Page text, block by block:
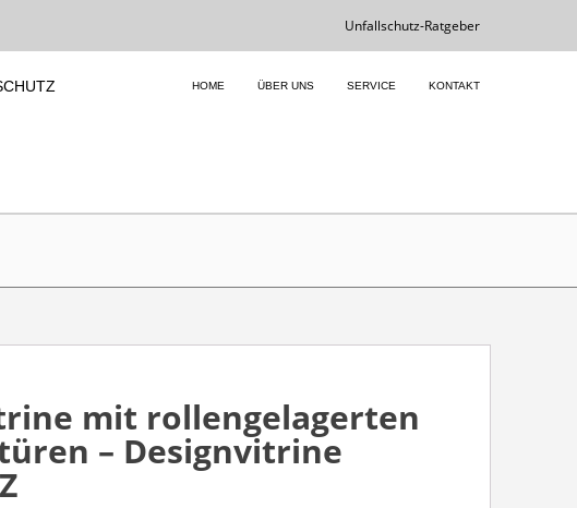
Unfallschutz-Ratgeber
HOME ÜBER UNS SERVICE KONTAKT
mit rollengelagerten
– Designvitrine